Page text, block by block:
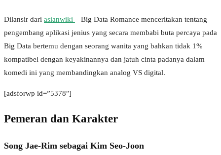
Dilansir dari asianwiki – Big Data Romance menceritakan tentang
pengembang aplikasi jenius yang secara membabi buta percaya pada
Big Data bertemu dengan seorang wanita yang bahkan tidak 1%
kompatibel dengan keyakinannya dan jatuh cinta padanya dalam
komedi ini yang membandingkan analog VS digital.
[adsforwp id=”5378″]
Pemeran dan Karakter
Song Jae-Rim sebagai Kim Seo-Joon